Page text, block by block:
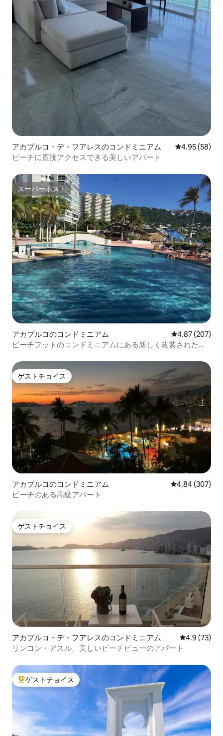
アカプルコ・デ・フアレスのコンドミニアム レビュー58
4.95 (58)
ビーチに直接アクセスできる美しいアパート
スーパーホスト
スーパーホスト
アカプルコのコンドミニアム レビュー207
4.87 (207)
ビーチフットのコンドミニアムにある新しく改装されたア
ゲストチョイス
ゲストチョイス
アカプルコのコンドミニアム レビュー307
4.84 (307)
ビーチのある高級アパート
ゲストチョイス
ゲストチョイス
アカプルコ・デ・フアレスのコンドミニアム レビュー73
4.9 (73)
リンコン・アスル、美しいビーチビューのアパート
大好評のゲストチョイスです。
ゲストチョイス